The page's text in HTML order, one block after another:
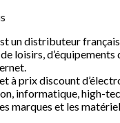
un distributeur
loisirs, d’équipements
à prix discount
informatique, high-
marques et les